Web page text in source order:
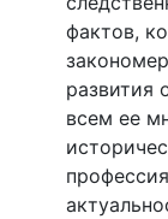
фактов,
развития
всем ее